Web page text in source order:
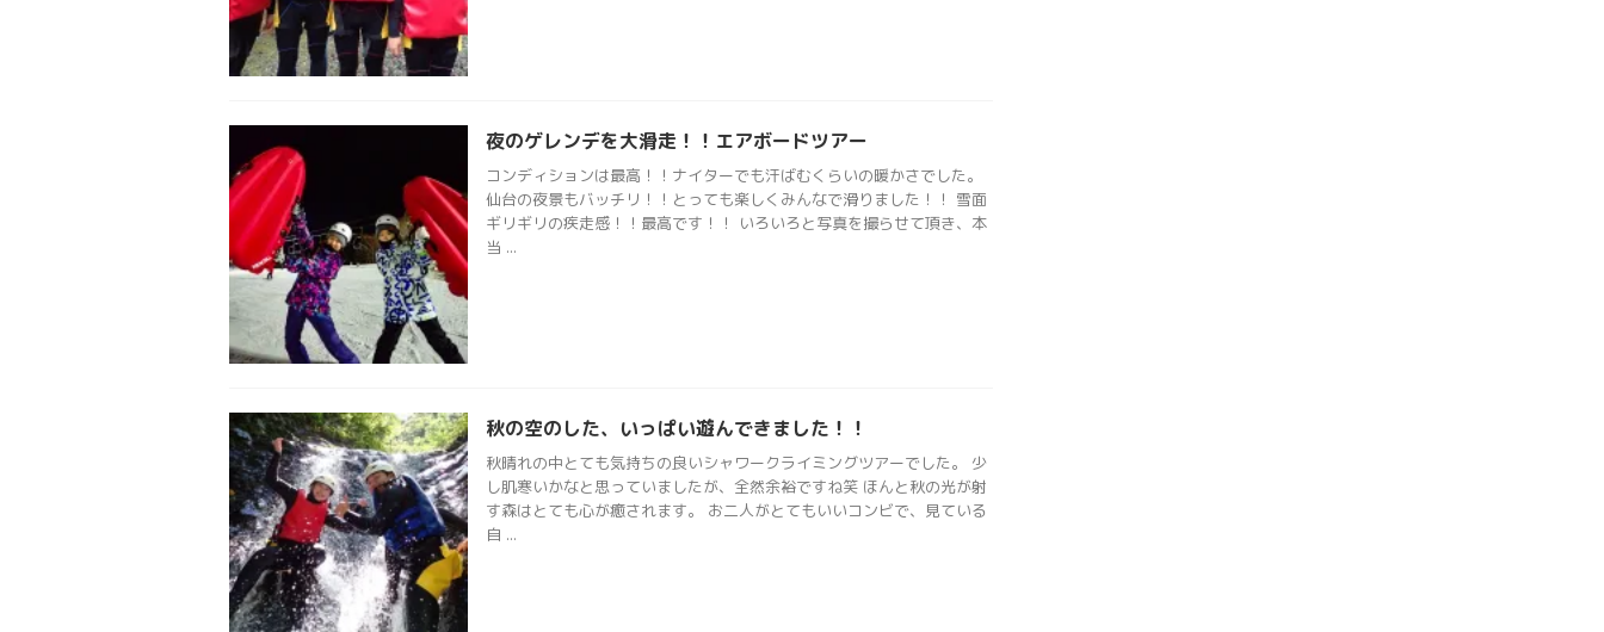
夜のゲレンデを大滑走！！エアボードツアー
コンディションは最高！！ナイターでも汗ばむくらいの暖かさでした。
仙台の夜景もバッチリ！！とっても楽しくみんなで滑りました！！ 雪面
ギリギリの疾走感！！最高です！！ いろいろと写真を撮らせて頂き、本
当 ...
秋の空のした、いっぱい遊んできました！！
秋晴れの中とても気持ちの良いシャワークライミングツアーでした。 少
し肌寒いかなと思っていましたが、全然余裕ですね笑 ほんと秋の光が射
す森はとても心が癒されます。 お二人がとてもいいコンビで、見ている
自 ...